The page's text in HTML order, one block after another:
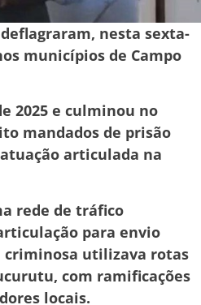
deflagraram, nesta sexta-
municípios de Campo
2025 e culminou no
mandados de prisão
articulada na
rede de tráfico
para envio
criminosa utilizava rotas
com ramificações
locais.